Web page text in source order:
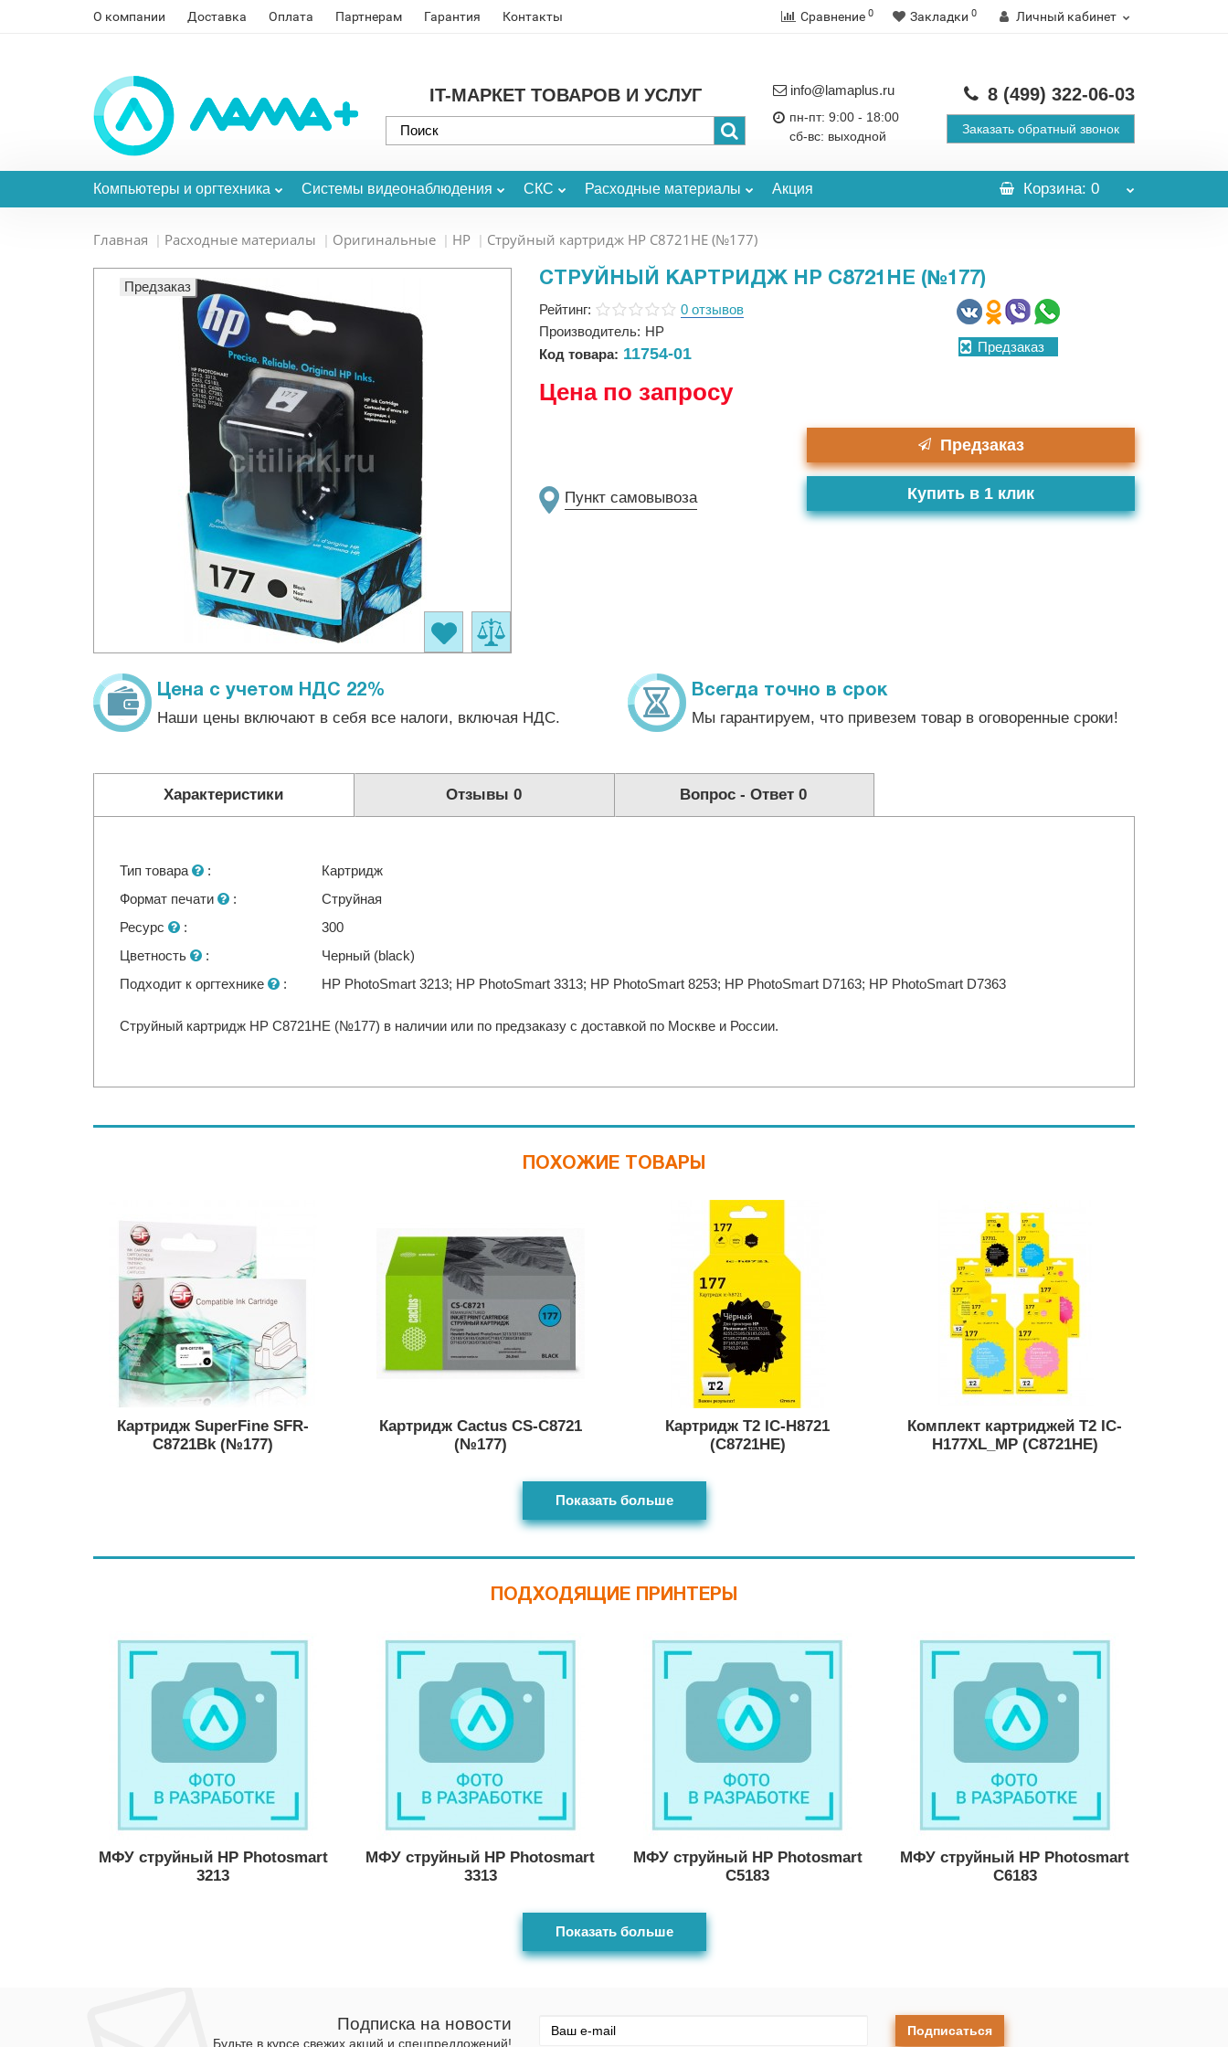
О компании Доставка Оплата Партнерам Гарантия Контакты Сравнение 0 Закладки 0 Личный кабинет
IT-МАРКЕТ ТОВАРОВ И УСЛУГ info@lamaplus.ru
пн-пт: 9:00 - 18:00
сб-вс: выходной
8 (499) 322-06-03
Заказать обратный звонок
Компьютеры и оргтехника Системы видеонаблюдения СКС Расходные материалы Акция Корзина: 0
Главная Расходные материалы Оригинальные HP Струйный картридж HP C8721HE (№177)
Предзаказ СТРУЙНЫЙ КАРТРИДЖ HP C8721HE (№177)
Рейтинг:
0 отзывов
Производитель: HP
Код товара: 11754-01 Предзаказ
Цена по запросу
Предзаказ
Пункт самовывоза Купить в 1 клик
Цена с учетом НДС 22%
Наши цены включают в себя все налоги, включая НДС.
Всегда точно в срок
Мы гарантируем, что привезем товар в оговоренные сроки!
Характеристики Отзывы 0 Вопрос - Ответ0
Тип товара :
Картридж
Формат печати
:
Струйная
Ресурс
:
300
Цветность
:
Черный (black)
Подходит к оргтехнике
: HP PhotoSmart 3213; HP PhotoSmart 3313; HP PhotoSmart 8253; HP PhotoSmart D7163; HP PhotoSmart D7363
Струйный картридж HP C8721HE (№177) в наличии или по предзаказу с доставкой по Москве и России.
ПОХОЖИЕ ТОВАРЫ
Картридж SuperFine SFR-
C8721Bk (№177)
Картридж Cactus CS-C8721
(№177)
Картридж T2 IC-H8721
(C8721HE)
Комплект картриджей T2 IC-
H177XL_MP (C8721HE)
Показать больше
ПОДХОДЯЩИЕ ПРИНТЕРЫ
МФУ струйный HP Photosmart
3213
МФУ струйный HP Photosmart
3313
МФУ струйный HP Photosmart
C5183
МФУ струйный HP Photosmart
C6183
Показать больше
Подписка на новости
Будьте в курсе свежих акций и спецпредложений!
Подписаться